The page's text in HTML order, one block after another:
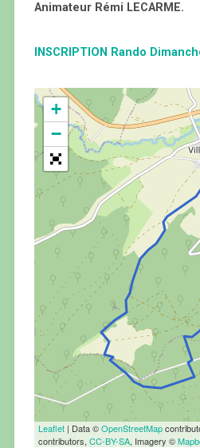
Animateur Rémi LECARME.
INSCRIPTION Rando
+
−
Leaflet| Data ©OpenStreetMap
contributors, CC-BY-SA, Imagery ©